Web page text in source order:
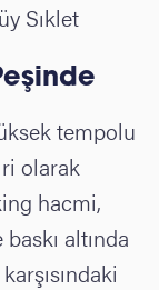
Sıklet
tempolu
olarak
hacmi,
altında